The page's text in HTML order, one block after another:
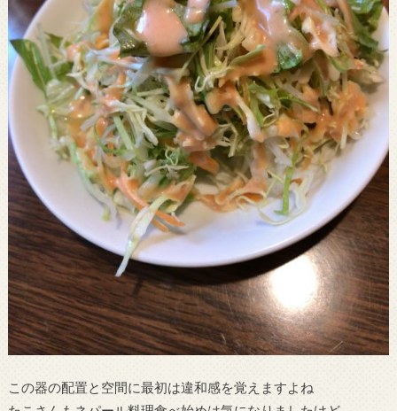
この器の配置と空間に最初は違和感を覚えますよね